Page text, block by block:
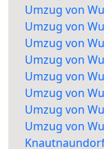
Umzug von
Umzug von
Umzug von
Umzug von
Umzug von
Umzug von
Umzug von
Umzug von